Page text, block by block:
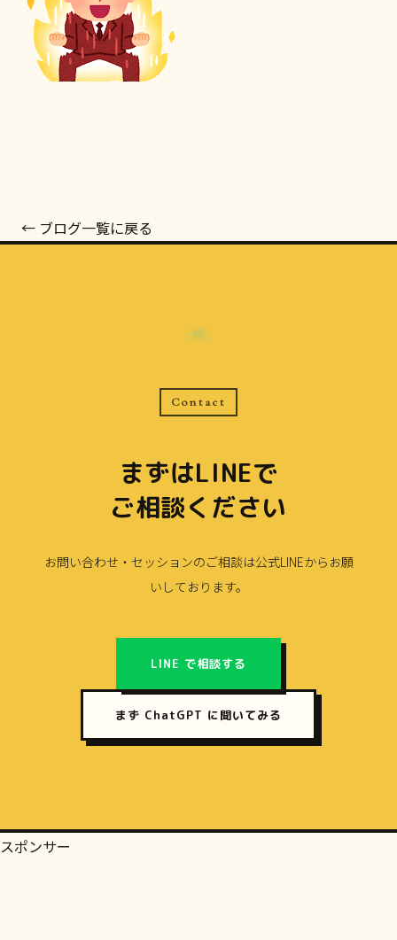
← ブログ一覧に戻る
Contact
まずはLINEで
ご相談ください
お問い合わせ・セッションのご相談は公式LINEからお願
いしております。
LINE で相談する
まず ChatGPT に聞いてみる
スポンサー